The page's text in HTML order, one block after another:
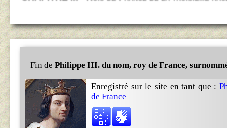
Fin de Philippe III. du nom, roy de France,
Enregistré sur le site en tant que :
de France